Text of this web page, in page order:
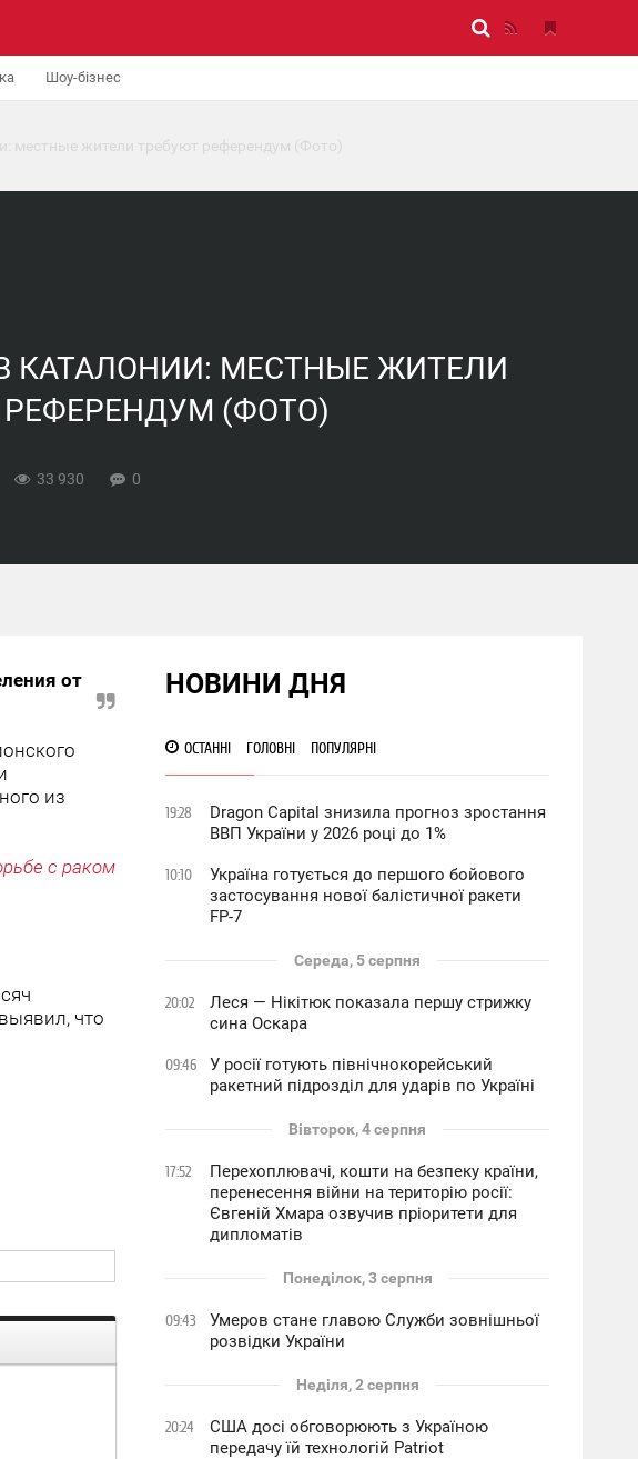
Шоу-бізнес
местные жители требуют референдум (Фото)
КАТАЛОНИИ: МЕСТНЫЕ ЖИТЕЛИ
(ФОТО)
33 930 0
от
из
с раком
что
НОВИНИ ДНЯ
ОСТАННІ ГОЛОВНІ ПОПУЛЯРНІ
19:28
Dragon Capital знизила прогноз зростання
ВВП України у 2026 році до 1%
10:10
Україна готується до першого бойового
застосування нової балістичної ракети
FP-7
Середа, 5 серпня
20:02
Леся — Нікітюк показала першу стрижку
сина Оскара
09:46
У росії готують північнокорейський
ракетний підрозділ для ударів по Україні
Вівторок, 4 серпня
17:52
Перехоплювачі, кошти на безпеку країни,
перенесення війни на територію росії:
Євгеній Хмара озвучив пріоритети для
дипломатів
Понеділок, 3 серпня
09:43
Умеров стане главою Служби зовнішньої
розвідки України
Неділя, 2 серпня
20:24
США досі обговорюють з Україною
передачу їй технологій Patriot